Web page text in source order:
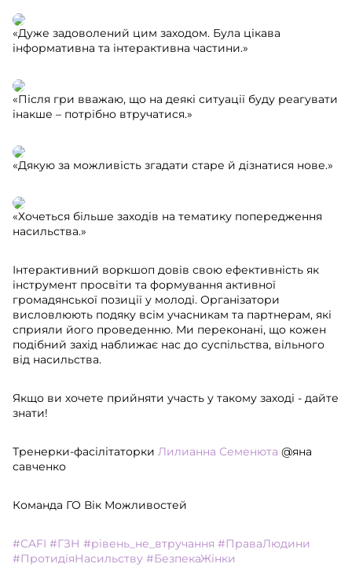
«Дуже задоволений цим заходом. Була цікава
інформативна та інтерактивна частини.»
«Після гри вважаю, що на деякі ситуації буду реагувати
інакше – потрібно втручатися.»
«Дякую за можливість згадати старе й дізнатися нове.»
«Хочеться більше заходів на тематику попередження
насильства.»
Інтерактивний воркшоп довів свою ефективність як
інструмент просвіти та формування активної
громадянської позиції у молоді. Організатори
висловлюють подяку всім учасникам та партнерам, які
сприяли його проведенню. Ми переконані, що кожен
подібний захід наближає нас до суспільства, вільного
від насильства.
Якщо ви хочете прийняти участь у такому заході - дайте
знати!
Тренерки-фасілітаторки Лилианна Семенюта @яна
савченко
Команда ГО Вік Можливостей
#CAFI #ГЗН #рівень_не_втручання #ПраваЛюдини
#ПротидіяНасильству #БезпекаЖінки